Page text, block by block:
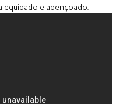
equipado e abençoado.